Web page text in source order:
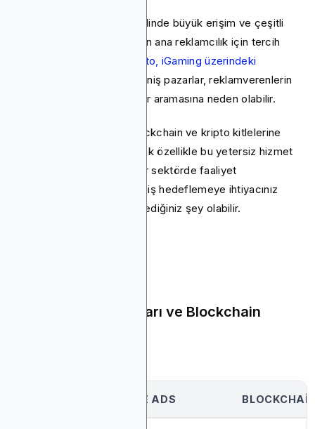
Google Ads, sektörler genelinde büyük erişim ve çeşitli
reklam biçimleri sunduğu için ana reklamcılık için tercih
kripto, iGaming üzerindeki
, Forex ve diğer niş pazarlar, reklamverenlerin
sizin gibi daha iyi seçenekler aramasına neden olabilir.
Blockchain-Ads, Web3, blockchain ve kripto kitlelerine
uyarlanmış araçlar sağlayarak özellikle bu yetersiz hizmet
alanlarına odaklanır. Kısıtlı bir sektörde faaliyet
gösteriyorsanız veya gelişmiş hedeflemeye ihtiyacınız
varsa, Blockchain-Ads beklediğiniz şey olabilir.
Hızlı Google Reklamları ve Blockchain
GOOGLE ADS